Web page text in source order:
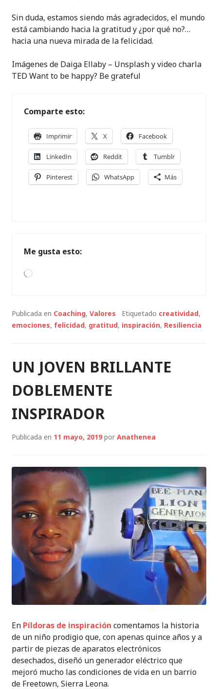
Sin duda, estamos siendo más agradecidos, el mundo
está cambiando hacia la gratitud y ¿por qué no?…
hacia una nueva mirada de la felicidad.
Imágenes de Daiga Ellaby – Unsplash y video charla
TED Want to be happy? Be grateful
Comparte esto:
Imprimir X Facebook
LinkedIn Reddit Tumblr
Pinterest WhatsApp Más
Me gusta esto:
Cargando...
Publicada en Coaching, Valores Etiquetado creatividad,
emociones, felicidad, gratitud, inspiración, Resiliencia
UN JOVEN BRILLANTE
DOBLEMENTE
INSPIRADOR
Publicada en 11 mayo, 2019 por Anathenea
En Píldoras de inspiración comentamos la historia
de un niño prodigio que, con apenas quince años y a
partir de piezas de aparatos electrónicos
desechados, diseñó un generador eléctrico que
mejoró mucho las condiciones de vida en un barrio
de Freetown, Sierra Leona.